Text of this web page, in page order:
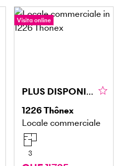
Visita online
PLUS DISPONIBLE
1226Thônex
Locale commerciale
3